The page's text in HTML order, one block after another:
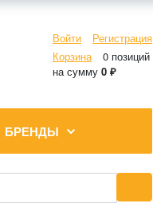
Войти
Регистрация
Корзина
0 позиций
на сумму 0 ₽
БРЕНДЫ